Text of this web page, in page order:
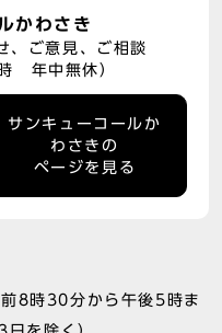
かわさき
、ご意見、ご相談
年中無休）
サンキューコールか
わさきの
ページを見る
8時30分から午後5時ま